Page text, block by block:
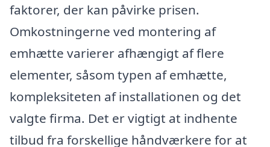
faktorer, der kan påvirke prisen.
Omkostningerne ved montering af
emhætte varierer afhængigt af flere
elementer, såsom typen af emhætte,
kompleksiteten af installationen og det
valgte firma. Det er vigtigt at indhente
tilbud fra forskellige håndværkere for at